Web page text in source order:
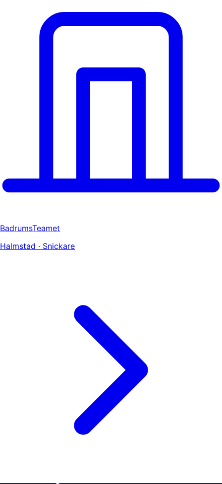
BadrumsTeamet
Halmstad · Snickare